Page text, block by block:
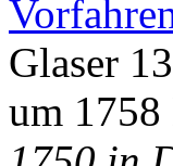
Glaser
um